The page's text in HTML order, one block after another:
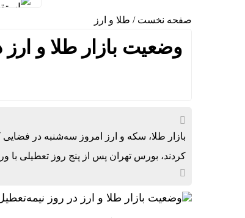
قیمت طلا
ماجرای
صفحه نخست / طلا و ارز
وضعیت بازار طلا و
بازار طلا، سکه و ارز امروز سه‌شنبه در
کردند، بورس تهران پس از پنج روز تعطیلی با ورود بیش از ۴ هزار میلیارد تومان پول حقیقی،